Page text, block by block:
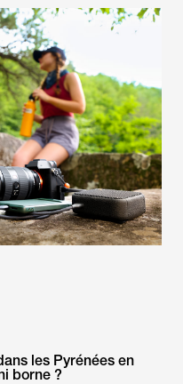
les Pyrénées en
borne ?